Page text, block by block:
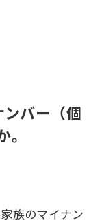
バー（個
族のマイナン